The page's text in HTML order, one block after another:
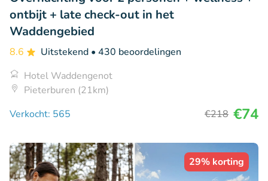
ontbijt + late check-out in het
Waddengebied
8.6 Uitstekend • 430 beoordelingen
Hotel Waddengenot
Pieterburen (21km)
Verkocht: 565
€218 €74
29% korting